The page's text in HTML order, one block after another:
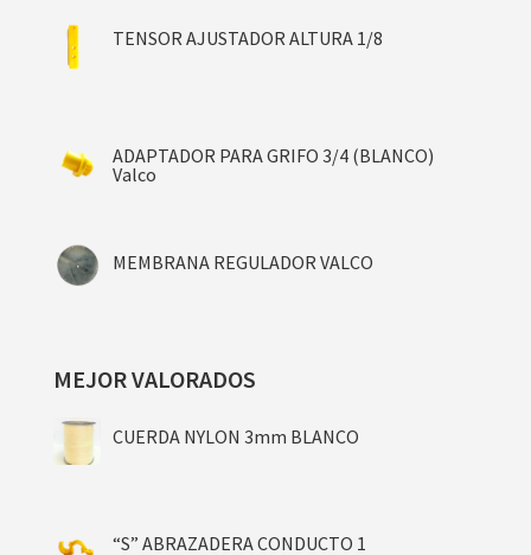
TENSOR AJUSTADOR ALTURA 1/8
ADAPTADOR PARA GRIFO 3/4 (BLANCO)
Valco
MEMBRANA REGULADOR VALCO
MEJOR VALORADOS
CUERDA NYLON 3mm BLANCO
“S” ABRAZADERA CONDUCTO 1